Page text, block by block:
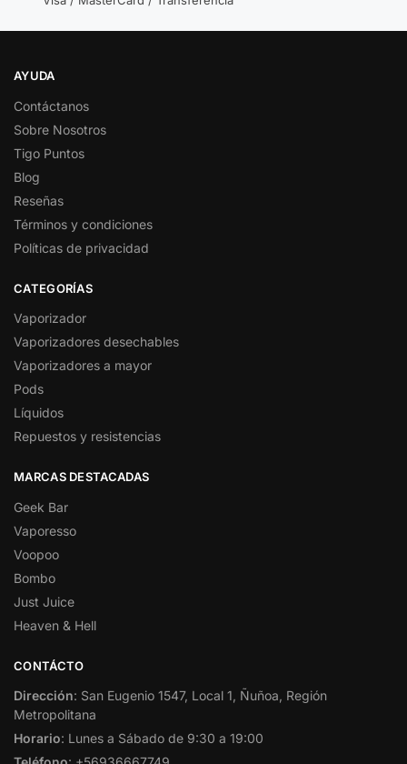
AYUDA
Contáctanos
Sobre Nosotros
Tigo Puntos
Blog
Reseñas
Términos y condiciones
Políticas de privacidad
CATEGORÍAS
Vaporizador
Vaporizadores desechables
Vaporizadores a mayor
Pods
Líquidos
Repuestos y resistencias
MARCAS DESTACADAS
Geek Bar
Vaporesso
Voopoo
Bombo
Just Juice
Heaven & Hell
CONTÁCTO
Dirección: San Eugenio 1547, Local 1, Ñuñoa, Región
Metropolitana
Horario: Lunes a Sábado de 9:30 a 19:00